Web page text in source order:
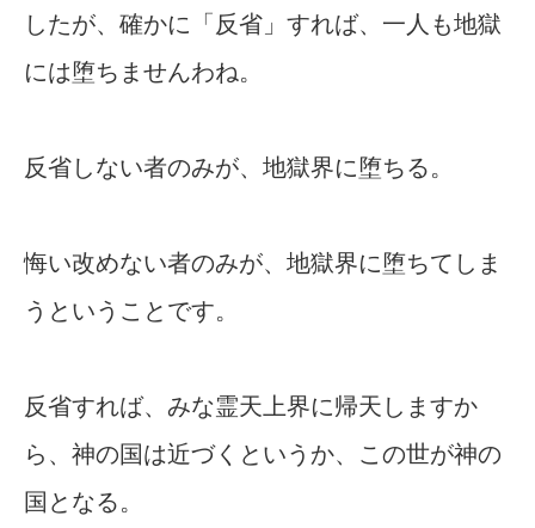
したが、確かに「反省」すれば、一人も地獄
には堕ちませんわね。
反省しない者のみが、地獄界に堕ちる。
悔い改めない者のみが、地獄界に堕ちてしま
うということです。
反省すれば、みな霊天上界に帰天しますか
ら、神の国は近づくというか、この世が神の
国となる。